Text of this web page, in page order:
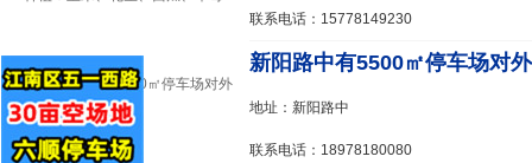
联系电话：15778149230
新阳路中有5500㎡停车场对
地址：新阳路中
联系电话：18978180080